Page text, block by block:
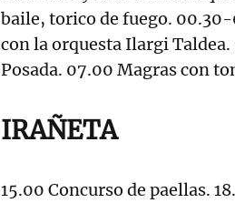
baile, torico de fuego. 00.30-
con la orquesta Ilargi
Posada. 07.00 Magras con
IRAÑETA
15.00 Concurso de paellas.